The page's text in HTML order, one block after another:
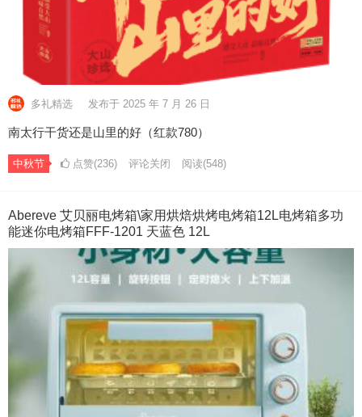
多礼精选 发布于 2025 年 7 月 26 日
南太行干货还是山里的好（红款780）
中秋节 点赞(236) 评论关闭 阅读(548)
Abereve 艾贝丽电烤箱\家用烘焙烘烤电烤箱12L电烤箱多功
能迷你电烤箱FFF-1201 天蓝色 12L